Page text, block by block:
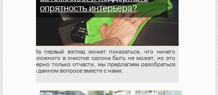
опрятность интерьера?
На первый взгляд может показаться, что ничего
сложного в очистке салона быть не может, но это
верно только отчасти, мы предлагаем разобраться
в данном вопросе вместе с нами.